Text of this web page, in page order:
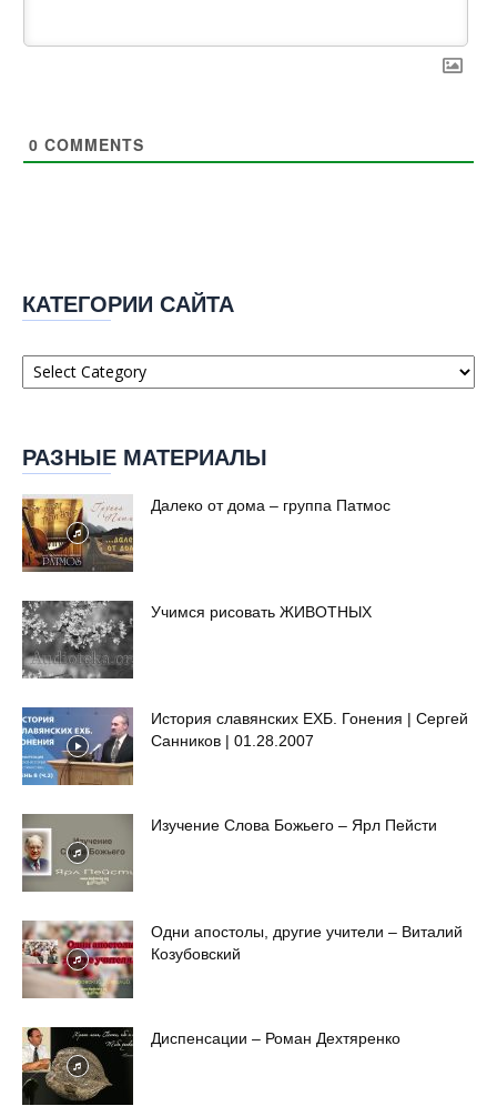
0 COMMENTS
КАТЕГОРИИ САЙТА
Категории
сайта
РАЗНЫЕ МАТЕРИАЛЫ
Далеко от дома – группа Патмос
Учимся рисовать ЖИВОТНЫХ
История славянских ЕХБ. Гонения | Сергей
Санников | 01.28.2007
Изучение Слова Божьего – Ярл Пейсти
Одни апостолы, другие учители – Виталий
Козубовский
Диспенсации – Роман Дехтяренко